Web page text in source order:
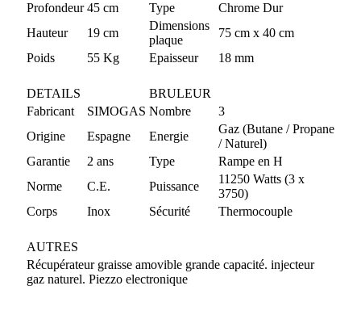
Profondeur 45 cm Type
Chrome Dur
Hauteur
19 cm
Dimensions
plaque
75 cm x 40 cm
Poids
55 Kg Epaisseur 18 mm
DETAILS
BRULEUR
Fabricant
SIMOGAS Nombre
3
Origine
Espagne Energie
Gaz (Butane / Propane
/ Naturel)
Garantie
2 ans Type
Rampe en H
Norme
C.E. Puissance
11250 Watts (3 x
3750)
Corps
Inox Sécurité Thermocouple
AUTRES
Récupérateur graisse amovible grande capacité. injecteur
gaz naturel. Piezzo electronique